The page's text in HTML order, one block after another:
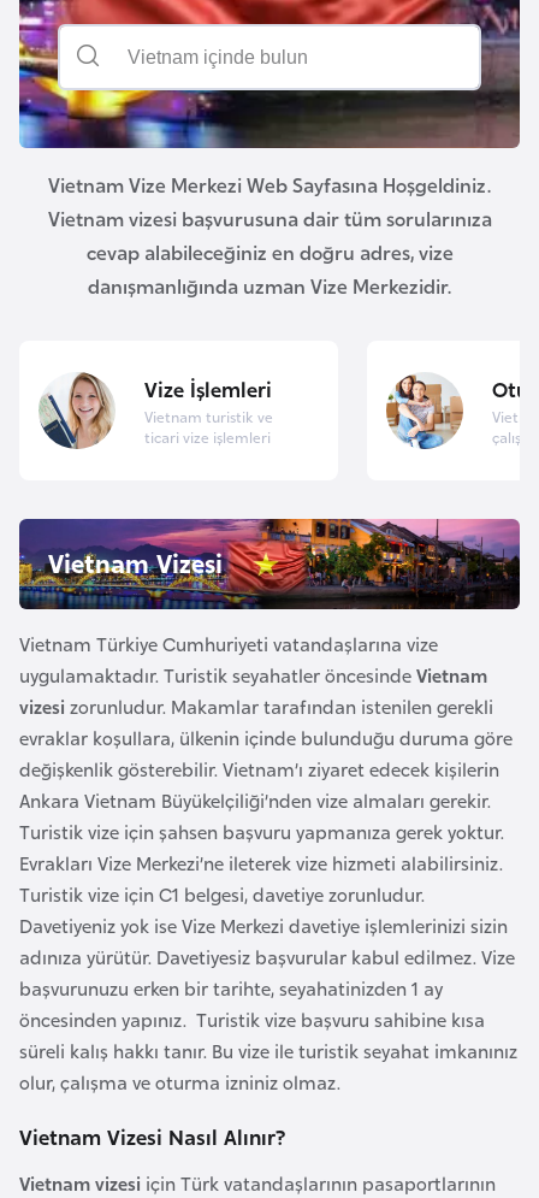
e
Vietnam Vize Merkezi Web Sayfasına Hoşgeldiniz.
Vietnam vizesi başvurusuna dair tüm sorularınıza
cevap alabileceğiniz en doğru adres, vize
danışmanlığında uzman Vize Merkezidir.
Vize İşlemleri
Vietnam turistik ve
ticari vize işlemleri
Vietnam Vizesi
Vietnam Türkiye Cumhuriyeti vatandaşlarına vize
uygulamaktadır. Turistik seyahatler öncesindeVietnam
vizesi zorunludur. Makamlar tarafından istenilen gerekli
evraklar koşullara, ülkenin içinde bulunduğu duruma göre
değişkenlik gösterebilir. Vietnam’ı ziyaret edecek kişilerin
Ankara Vietnam Büyükelçiliği’nden vize almaları gerekir.
Turistik vize için şahsen başvuru yapmanıza gerek yoktur.
Evrakları Vize Merkezi’ne ileterek vize hizmeti alabilirsiniz.
Turistik vize için C1 belgesi, davetiye zorunludur.
Davetiyeniz yok ise Vize Merkezi davetiye işlemlerinizi sizin
adınıza yürütür. Davetiyesiz başvurular kabul edilmez. Vize
başvurunuzu erken bir tarihte, seyahatinizden 1 ay
öncesinden yapınız. Turistik vize başvuru sahibine kısa
süreli kalış hakkı tanır. Bu vize ile turistik seyahat imkanınız
olur, çalışma ve oturma izniniz olmaz.
Vietnam Vizesi Nasıl Alınır?
Vietnam vizesi için Türk vatandaşlarının pasaportlarının
a
A
z
e
b
B
r
e
y
B
a
n
g
l
a
d
e
ş
B
e
l
r
u